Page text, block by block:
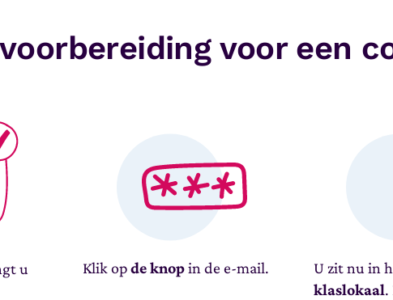
voor een
u
Klik opde knopin de e-mail.
U zit nu in
klaslokaal.